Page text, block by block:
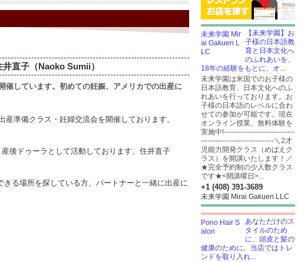
直子（Naoko Sumii）
催しています。初めての妊娠、アメリカでの出産に
準備クラス・妊婦交流会を開催しております。
後ドゥーラとして活動しております、住井直子
る場所を探している方、パートナーと一緒に出産に
【未来学園】お
子様の日本語教
育と日本文化へ
のふれあいを、
18年の経験をもとに、オ...
未来学園は米国でのお子様の
日本語教育、日本文化へのふ
れあいを行っております。お
子様の日本語のレベルに合わ
せての参加が可能です。現在
オンライン授業、無料体験を
実施中!------------------------------
-------------------------------＼2才
児能力開発クラス（めばえク
ラス）を開講いたします！／
★完全予約制の少人数クラス
です★<開講曜日>...
+1 (408) 391-3689
未来学園 Mirai Gakuen LLC
あなただけのス
タイルのため
に、頭皮と髪の
健康のために、当店ではトレ
ンドを取り入れ...